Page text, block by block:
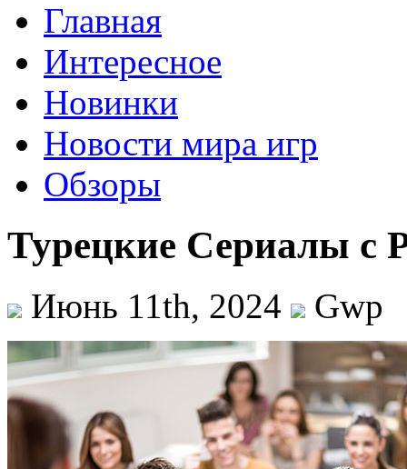
Главная
Интересное
Новинки
Новости мира игр
Обзоры
Турецкие Сериалы с
Июнь 11th, 2024 Gwp